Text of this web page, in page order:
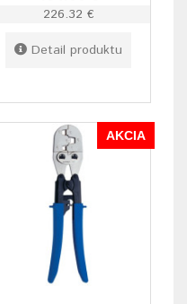
226.32 €
Detail produktu
AKCIA